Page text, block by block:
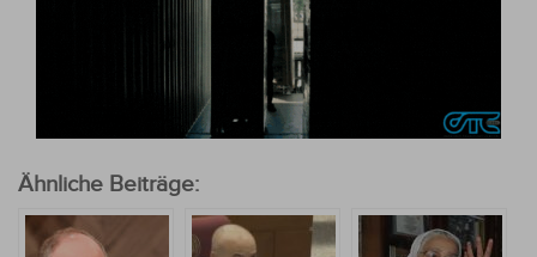
Ähnliche Beiträge: